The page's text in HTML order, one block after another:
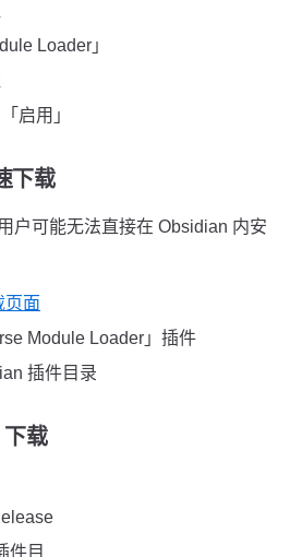
Loader」
启用」
下载
户可能无法直接在 Obsidian 内安
页面
Module Loader」插件
插件目录
载
件目